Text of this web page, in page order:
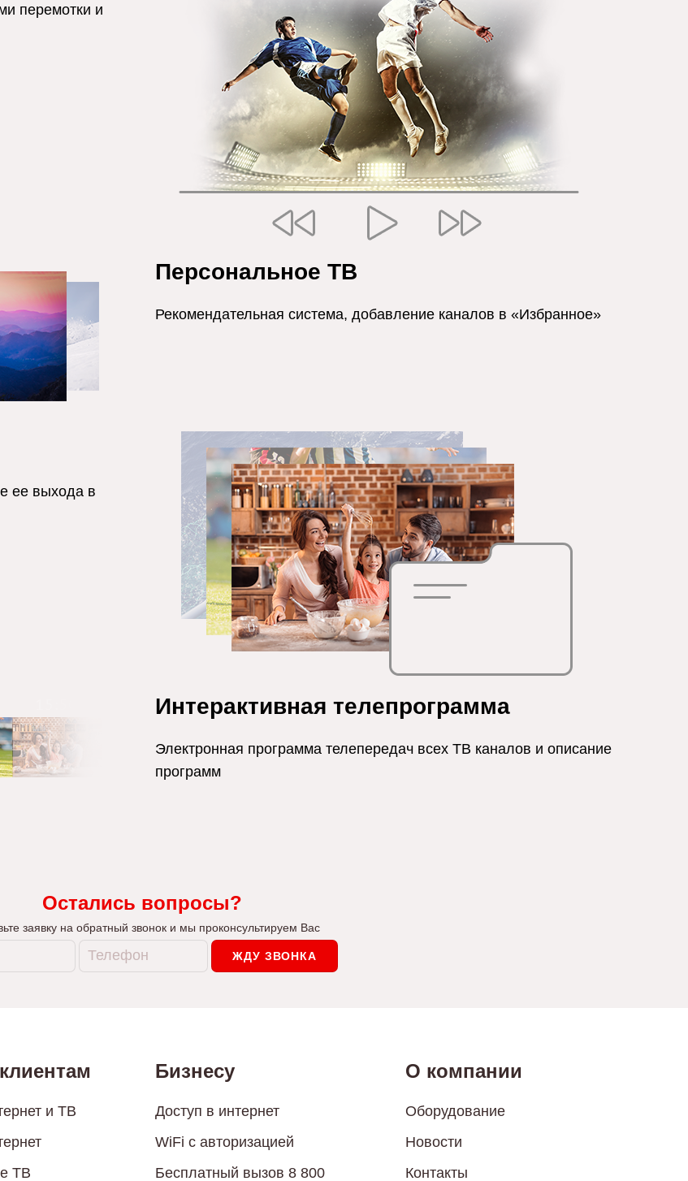
перемотки и
Персональное ТВ
Рекомендательная система, добавление каналов в «Избранное»
ее выхода в
Интерактивная телепрограмма
Электронная программа телепередач всех ТВ каналов и описание
программ
Остались вопросы?
заявку на обратный звонок и мы проконсультируем Вас
ЖДУ ЗВОНКА
и ТВ
ТВ
Бизнесу
Доступ в интернет
WiFi с авторизацией
Бесплатный вызов 8 800
О компании
Оборудование
Новости
Контакты